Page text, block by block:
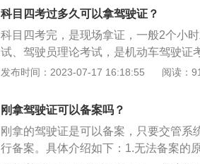
证上会有驾驶员个人信息、初次领证日
和有效期限等信息。行驶证：行驶证全
我国境内道路上行驶的法定证件。根据
定：“车辆必须经过车辆管理机关检验
行驶证是在购买车辆的时候，去车辆
码，核定载人数，注册日期等信息。
科目四考过多久可以拿驾驶证？
科目四考完，是现场拿证，一般2个小
试、驾驶员理论考试，是机动车驾驶证
驾驶操作要求、恶劣气象和复杂道路条
组成，题目以案例、图片、动画等形式
号令实施后，科目三考试分为两项内容
试，俗称“科目四”，考量“车德”。因为
惯称之为科目四考试。实际在官方说法
发布时间：2023-07-17 16:18:55 阅读：
刚拿驾驶证可以备案吗？
刚拿的驾驶证是可以备案，只要交管系
行备案。具体介绍如下：1.无法备案的